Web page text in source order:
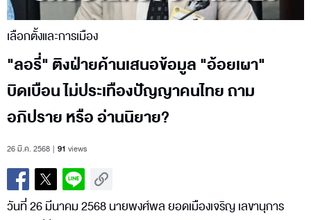
เลือกตั้งและการเมือง
"ลอรี่" ติงฝ่ายค้านเสนอข้อมูล "อ้อยเผา"
บิดเบือน ไม่ประเทืองปัญญาคนไทย ถาม
อภิปราย หรือ อ่านนิยาย?
26 มี.ค. 2568 91 views
วันที่ 26 มีนาคม 2568 นายพงศ์พล ยอดเมืองเจริญ เลขานุการ